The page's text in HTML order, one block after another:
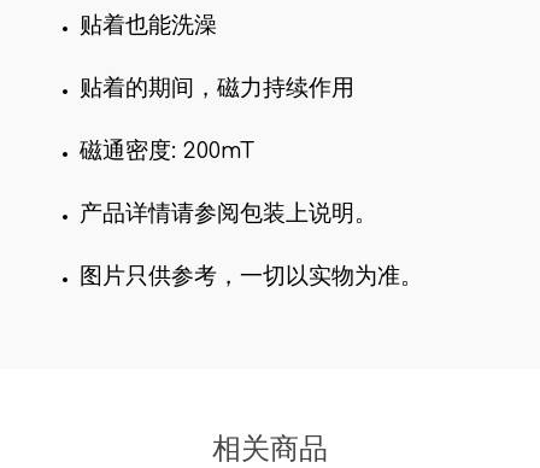
贴着也能洗澡
贴着的期间，磁力持续作用
磁通密度: 200mT
产品详情请参阅包装上说明。
图片只供参考，一切以实物为准。
相关商品